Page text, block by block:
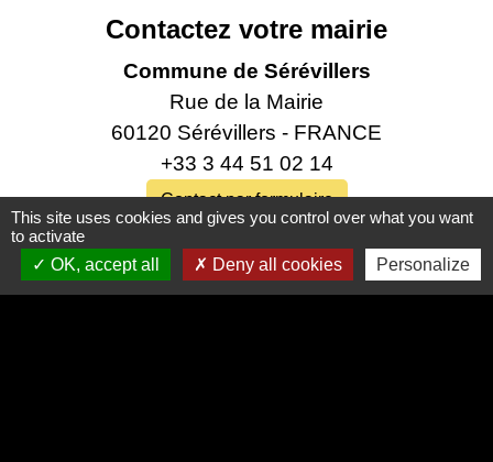
Contactez votre mairie
Commune de Sérévillers
Rue de la Mairie
60120 Sérévillers - FRANCE
+33 3 44 51 02 14
Contact par formulaire
Horaires d'ouverture au public
Accueil téléphonique les jeudis de 15h à 19h
This site uses cookies and gives you control over what you want
to activate
OK, accept all
Deny all cookies Personalize